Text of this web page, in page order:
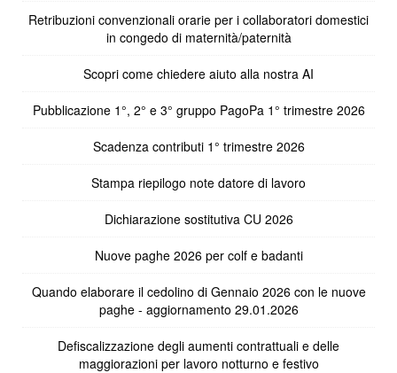
Retribuzioni convenzionali orarie per i collaboratori domestici
in congedo di maternità/paternità
Scopri come chiedere aiuto alla nostra AI
Pubblicazione 1°, 2° e 3° gruppo PagoPa 1° trimestre 2026
Scadenza contributi 1° trimestre 2026
Stampa riepilogo note datore di lavoro
Dichiarazione sostitutiva CU 2026
Nuove paghe 2026 per colf e badanti
Quando elaborare il cedolino di Gennaio 2026 con le nuove
paghe - aggiornamento 29.01.2026
Defiscalizzazione degli aumenti contrattuali e delle
maggiorazioni per lavoro notturno e festivo